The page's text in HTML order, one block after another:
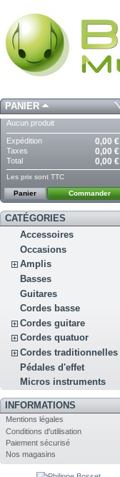
PANIER
Aucun produit
Expédition 0,00 €
Taxes 0,00 €
Total 0,00 €
Les prix sont TTC
Panier Commander
CATÉGORIES
Accessoires
Occasions
Amplis
Basses
Guitares
Cordes basse
Cordes guitare
Cordes quatuor
Cordes traditionnelles
Pédales d'effet
Micros instruments
INFORMATIONS
Mentions légales
Conditions d'utilisation
Paiement sécurisé
Nos magasins